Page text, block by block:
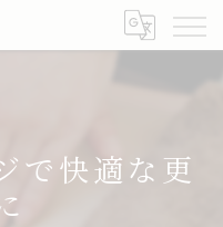
で快適な更